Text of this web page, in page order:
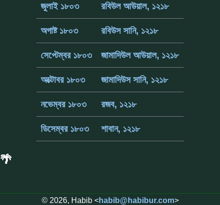
জুলাই ১৮০৩ রবিউল আউয়াল, ১২১৮
অগাষ্ট ১৮০৩ রবিউস সানি, ১২১৮
সেপ্টেম্বর ১৮০৩ জামাদিউল আউয়াল, ১২১৮
অক্টোবর ১৮০৩ জামাদিউস সানি, ১২১৮
নভেম্বর ১৮০৩ রজব, ১২১৮
ডিসেম্বর ১৮০৩ শাবান, ১২১৮
🌴
© 2026, Habib <habib@habibur.com>